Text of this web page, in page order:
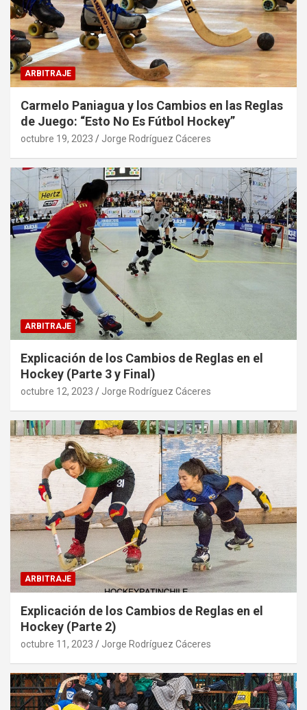
ARBITRAJE
Carmelo Paniagua y los Cambios en las Reglas
de Juego: “Esto No Es Fútbol Hockey”
octubre 19, 2023 Jorge Rodríguez Cáceres
ARBITRAJE
Explicación de los Cambios de Reglas en el
Hockey (Parte 3 y Final)
octubre 12, 2023 Jorge Rodríguez Cáceres
ARBITRAJE
Explicación de los Cambios de Reglas en el
Hockey (Parte 2)
octubre 11, 2023 Jorge Rodríguez Cáceres